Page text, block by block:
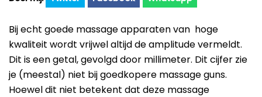
MUSCQLER
Northwall
Sanbo
Massagetypes
Technologie
Bij echt goede massage apparaten van hoge
kwaliteit wordt vrijwel altijd de amplitude vermeldt.
Dit is een getal, gevolgd door millimeter. Dit cijfer zie
je (meestal) niet bij goedkopere massage guns.
Hoewel dit niet betekent dat deze massage